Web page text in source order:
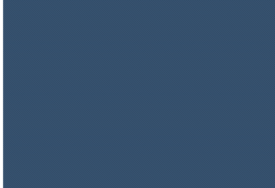
цена по запросу
ISOTEC ОЗ Мастика-СП 90
(ISOTEC FP Mastic-SP 90)